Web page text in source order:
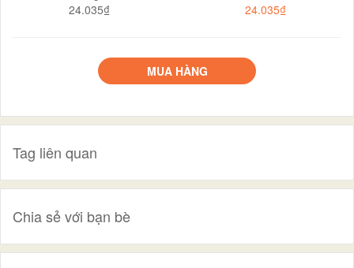
24.035₫
24.035₫
MUA HÀNG
Tag liên quan
Chia sẻ với bạn bè